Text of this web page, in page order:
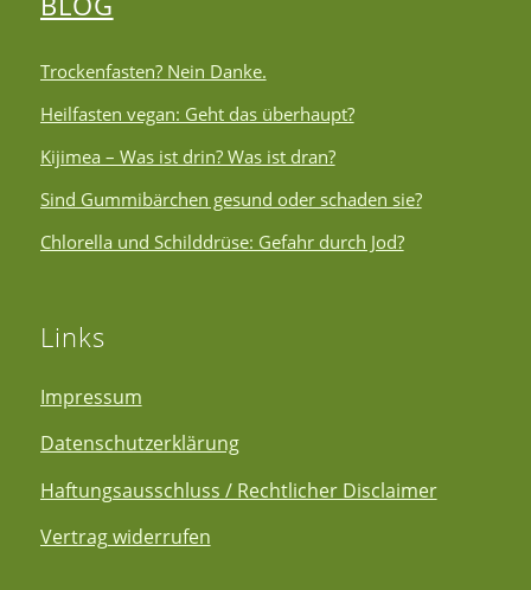
Trockenfasten? Nein Danke.
Heilfasten vegan: Geht das überhaupt?
Kijimea – Was ist drin? Was ist dran?
Sind Gummibärchen gesund oder schaden sie?
Chlorella und Schilddrüse: Gefahr durch Jod?
Links
Impressum
Datenschutzerklärung
Haftungsausschluss / Rechtlicher Disclaimer
Vertrag widerrufen